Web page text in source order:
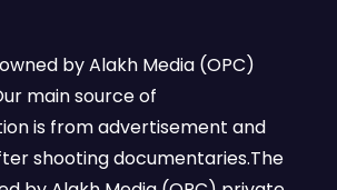
by Alakh Media (OPC)
main source of
is from advertisement and
shooting documentaries.The